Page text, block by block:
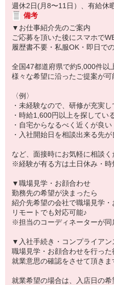
週休2日(月8〜11日）、有給休
備考
▼お仕事紹介先のご案内
ご応募を頂いた後にスマホで
履歴書不要・私服OK・即日で
全国47都道府県で約5,000件以
様々な希望に沿ったご提案が可
〈例〉
・未経験なので、研修が充実
・時給1,600円以上を探してい
・自宅からなるべく近くが良い
・入社開始日を相談出来る先が
など、面接時にお気軽に相談く
※経験が有る方は土日休み・時
▼職場見学・お顔合わせ
勤務先の希望が決まったら
紹介先希望の会社で職場見学・
リモートでも対応可能♪
※担当のコーディネーターが同
▼入社手続き・コンプライアン
職場見学・お顔合わせを行った
就業意思の確認をさせて頂きま
就業希望の場合は、入店日の